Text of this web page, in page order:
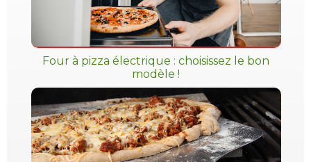
Four à pizza électrique : choisissez le bon
modèle !